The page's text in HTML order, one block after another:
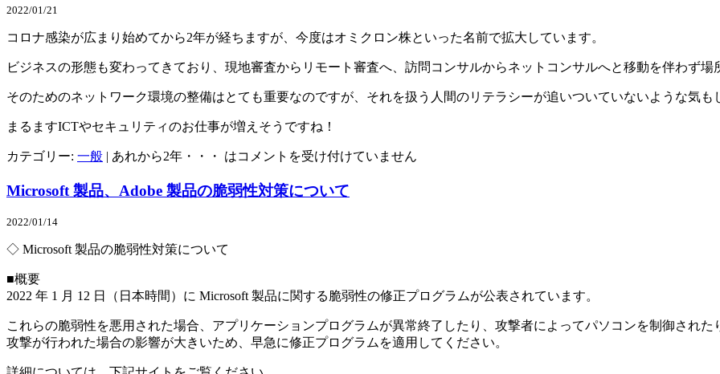
2022/01/21
コロナ感染が広まり始めてから2年が経ちますが、今度はオミクロン株といった名前で拡大しています。
ビジネスの形態も変わってきており、現地審査からリモート審査へ、訪問コンサルからネットコンサルへと移動を伴わず場
そのためのネットワーク環境の整備はとても重要なのですが、それを扱う人間のリテラシーが追いついていないような気も
まるますICTやセキュリティのお仕事が増えそうですね！
カテゴリー: 一般 | あれから2年・・・ はコメントを受け付けていません
Microsoft 製品、Adobe 製品の脆弱性対策について
2022/01/14
◇ Microsoft 製品の脆弱性対策について
■概要
2022 年 1 月 12 日（日本時間）に Microsoft 製品に関する脆弱性の修正プログラムが公表されています。
これらの脆弱性を悪用された場合、アプリケーションプログラムが異常終了したり、攻撃者によってパソコンを制御された
攻撃が行われた場合の影響が大きいため、早急に修正プログラムを適用してください。